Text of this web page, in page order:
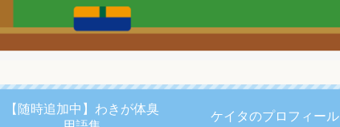
【随時追加中】わきが体臭
ケイタのプロフィール